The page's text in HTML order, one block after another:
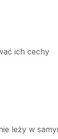
ich cechy
leży w